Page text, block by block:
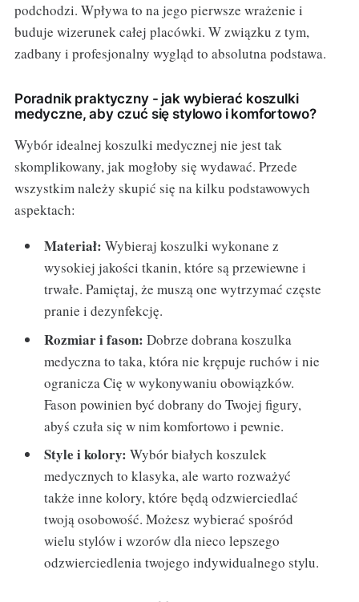
podchodzi. Wpływa to na jego pierwsze wrażenie i
buduje wizerunek całej placówki. W związku z tym,
zadbany i profesjonalny wygląd to absolutna podstawa.
Poradnik praktyczny - jak wybierać koszulki
medyczne, aby czuć się stylowo i komfortowo?
Wybór idealnej koszulki medycznej nie jest tak
skomplikowany, jak mogłoby się wydawać. Przede
wszystkim należy skupić się na kilku podstawowych
aspektach:
Materiał: Wybieraj koszulki wykonane z
wysokiej jakości tkanin, które są przewiewne i
trwałe. Pamiętaj, że muszą one wytrzymać częste
pranie i dezynfekcję.
Rozmiar i fason: Dobrze dobrana koszulka
medyczna to taka, która nie krępuje ruchów i nie
ogranicza Cię w wykonywaniu obowiązków.
Fason powinien być dobrany do Twojej figury,
abyś czuła się w nim komfortowo i pewnie.
Style i kolory: Wybór białych koszulek
medycznych to klasyka, ale warto rozważyć
także inne kolory, które będą odzwierciedlać
twoją osobowość. Możesz wybierać spośród
wielu stylów i wzorów dla nieco lepszego
odzwierciedlenia twojego indywidualnego stylu.